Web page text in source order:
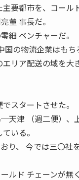
要都市を、コール
董 事長だ。
細 ベンチャーだ。
の物流企業はも
リア配送の域を大
スタートさせた。
天津 （週二便）
いる。
、 今では三〇社
ルド チェーンが無